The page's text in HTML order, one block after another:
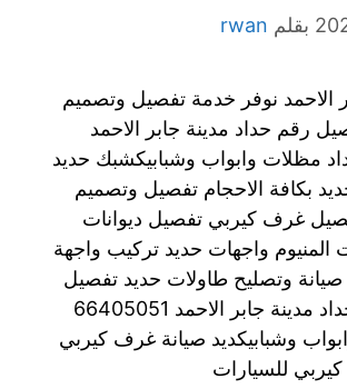
بقلم rwan
الاحمد نوفر خدمة تفصيل وتصميم
رقم حداد مدينة جابر الاحمد
حداد مظلات وابواب وشبابيكشبك حديد
بكافة الاحجام تفصيل وتصميم
غرف كيربي تفصيل ديوانات
المنيوم واجهات حديد تركيب واجهة
صيانة وتصليح طاولات حديد تفصيل
قوالب حرقم حداد مدينة جابر الاحمد 66405051
وشبابيكديد صيانة غرف كيربي
للسيارات